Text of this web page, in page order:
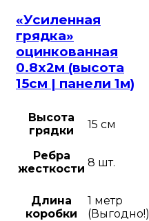
«Усиленная
грядка»
оцинкованная
0.8х2м (высота
15см | панели 1м)
Высота
грядки
15 см
Ребра
жесткости 8 шт.
Длина
коробки
1 метр
(Выгодно!)